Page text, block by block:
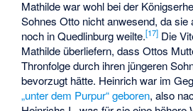
Mathilde war wohl bei der
Sohnes Otto nicht anwesend, da sie
noch in Quedlinburg weilte.[17] Die
Mathilde überliefern, dass Ottos
Thronfolge durch ihren jüngeren
bevorzugt hätte. Heinrich war im
„unter dem Purpur“ geboren, also